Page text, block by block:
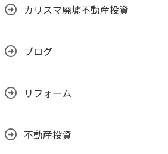
カリスマ廃墟不動産投資
ブログ
リフォーム
不動産投資